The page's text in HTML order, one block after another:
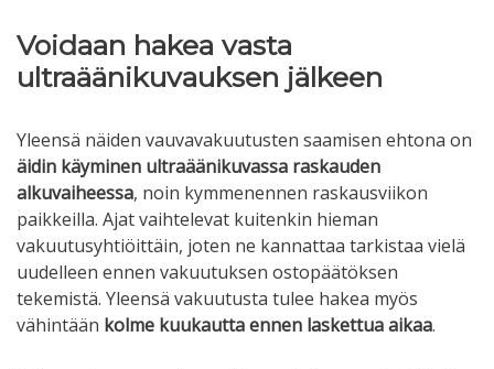
Voidaan hakea vasta
ultraäänikuvauksen jälkeen
Yleensä näiden vauvavakuutusten saamisen ehtona on
äidin käyminen ultraäänikuvassa raskauden
alkuvaiheessa, noin kymmenennen raskausviikon
paikkeilla. Ajat vaihtelevat kuitenkin hieman
vakuutusyhtiöittäin, joten ne kannattaa tarkistaa vielä
uudelleen ennen vakuutuksen ostopäätöksen
tekemistä. Yleensä vakuutusta tulee hakea myös
vähintään kolme kuukautta ennen laskettua aikaa.